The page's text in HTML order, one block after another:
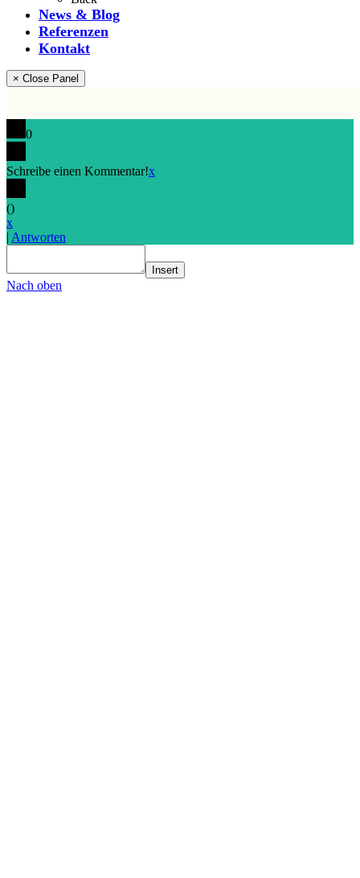
News & Blog
Referenzen
Kontakt
× Close Panel
0
Schreibe einen Kommentar!x
()
x
| Antworten
Insert
Nach oben